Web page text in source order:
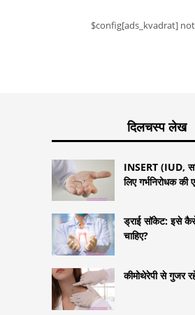
$config[ads_kvadrat]
दिलचस्प लेख
INSERT (IUD,
लिए गर्भनिरोधक की
ड्राई सॉकेट: इसे
चाहिए?
कीमोथेरेपी से गुजर